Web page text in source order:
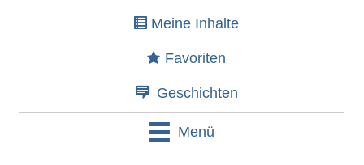
Meine Inhalte
Favoriten
Geschichten
Menü